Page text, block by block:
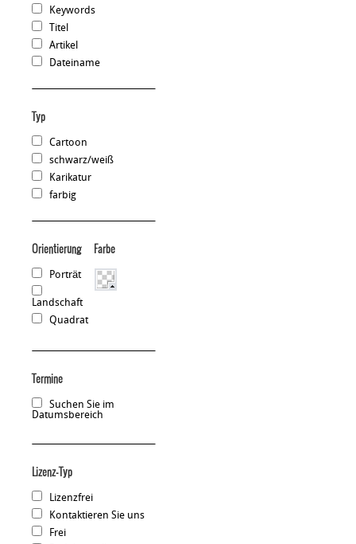
Keywords
Titel
Artikel
Dateiname
Typ
Cartoon
schwarz/weiß
Karikatur
farbig
Orientierung
Porträt
Landschaft
Quadrat
Farbe
Termine
Suchen Sie im
Datumsbereich
Lizenz-Typ
Lizenzfrei
Kontaktieren Sie uns
Frei